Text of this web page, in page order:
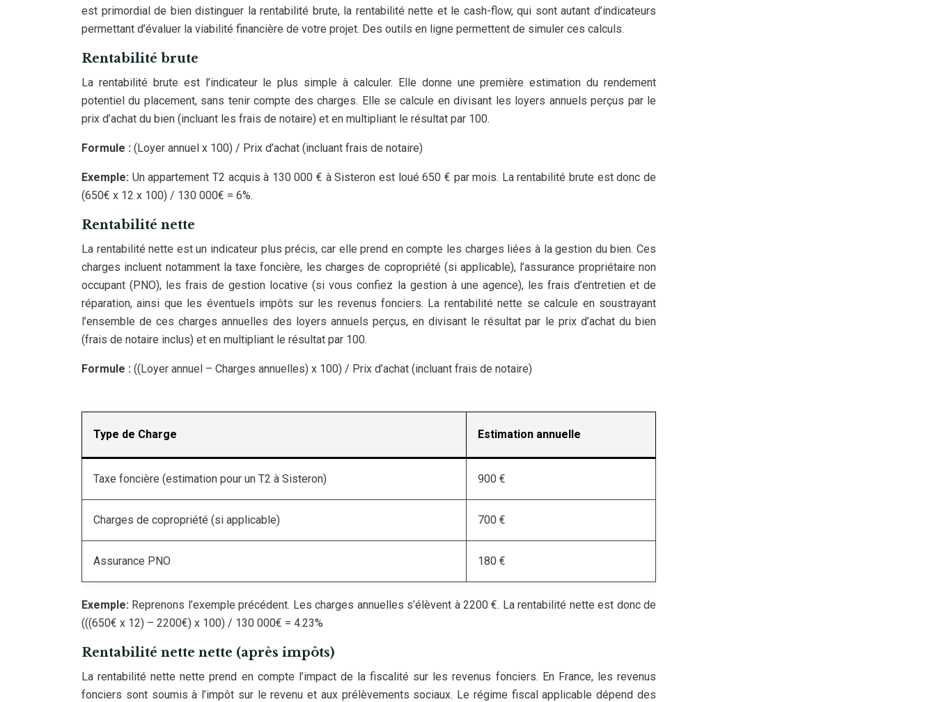
est primordial de bien distinguer la rentabilité brute, la rentabilité nette et le cash-flow, qui sont autant d’indicateurs
permettant d’évaluer la viabilité financière de votre projet. Des outils en ligne permettent de simuler ces calculs.
Rentabilité brute
La rentabilité brute est l’indicateur le plus simple à calculer. Elle donne une première estimation du rendement
potentiel du placement, sans tenir compte des charges. Elle se calcule en divisant les loyers annuels perçus par le
prix d’achat du bien (incluant les frais de notaire) et en multipliant le résultat par 100.
Formule : (Loyer annuel x 100) / Prix d’achat (incluant frais de notaire)
Exemple: Un appartement T2 acquis à 130 000 € à Sisteron est loué 650 € par mois. La rentabilité brute est donc de
(650€ x 12 x 100) / 130 000€ = 6%.
Rentabilité nette
La rentabilité nette est un indicateur plus précis, car elle prend en compte les charges liées à la gestion du bien. Ces
charges incluent notamment la taxe foncière, les charges de copropriété (si applicable), l’assurance propriétaire non
occupant (PNO), les frais de gestion locative (si vous confiez la gestion à une agence), les frais d’entretien et de
réparation, ainsi que les éventuels impôts sur les revenus fonciers. La rentabilité nette se calcule en soustrayant
l’ensemble de ces charges annuelles des loyers annuels perçus, en divisant le résultat par le prix d’achat du bien
(frais de notaire inclus) et en multipliant le résultat par 100.
Formule : ((Loyer annuel – Charges annuelles) x 100) / Prix d’achat (incluant frais de notaire)
Type de Charge Estimation annuelle
Taxe foncière (estimation pour un T2 à Sisteron) 900 €
Charges de copropriété (si applicable) 700 €
Assurance PNO 180 €
Exemple: Reprenons l’exemple précédent. Les charges annuelles s’élèvent à 2200 €. La rentabilité nette est donc de
(((650€ x 12) – 2200€) x 100) / 130 000€ = 4.23%
Rentabilité nette nette (après impôts)
La rentabilité nette nette prend en compte l’impact de la fiscalité sur les revenus fonciers. En France, les revenus
fonciers sont soumis à l’impôt sur le revenu et aux prélèvements sociaux. Le régime fiscal applicable dépend des